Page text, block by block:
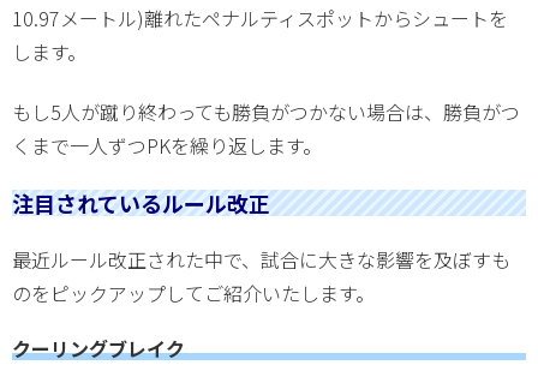
10.97メートル)離れたペナルティスポットからシュートを
します。
もし5人が蹴り終わっても勝負がつかない場合は、勝負がつ
くまで一人ずつPKを繰り返します。
注目されているルール改正
最近ルール改正された中で、試合に大きな影響を及ぼすも
のをピックアップしてご紹介いたします。
クーリングブレイク